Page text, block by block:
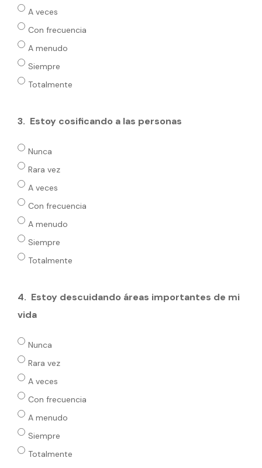
A veces
Con frecuencia
A menudo
Siempre
Totalmente
3. Estoy cosificando a las personas
Nunca
Rara vez
A veces
Con frecuencia
A menudo
Siempre
Totalmente
4. Estoy descuidando áreas importantes de mi
vida
Nunca
Rara vez
A veces
Con frecuencia
A menudo
Siempre
Totalmente